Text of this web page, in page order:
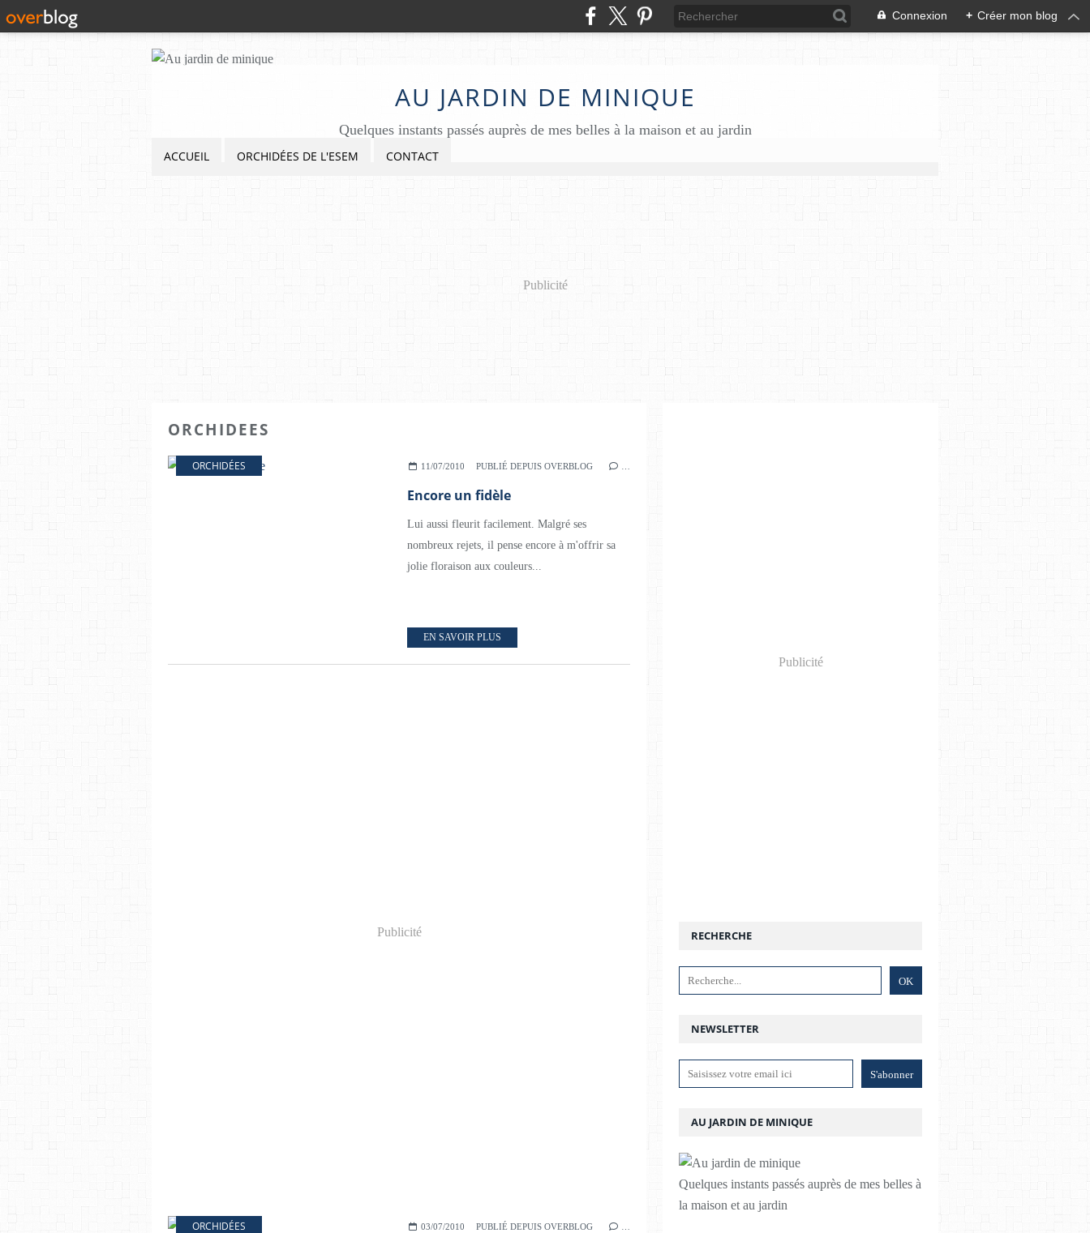
Connexion + Créer mon blog
AU JARDIN DE MINIQUE
Quelques instants passés auprès de mes belles à la maison et au jardin
ACCUEIL ORCHIDÉES DE L'ESEM CONTACT
Publicité
ORCHIDEES
ORCHIDÉES 11/07/2010 PUBLIÉ DEPUIS OVERBLOG
Encore un fidèle
Lui aussi fleurit facilement. Malgré ses
nombreux rejets, il pense encore à m'offrir sa
jolie floraison aux couleurs...
EN SAVOIR PLUS
Publicité
ORCHIDÉES 03/07/2010 PUBLIÉ DEPUIS OVERBLOG
Publicité
NEWSLETTER
RECHERCHE
AU JARDIN DE MINIQUE
Quelques instants passés auprès de mes belles à
la maison et au jardin